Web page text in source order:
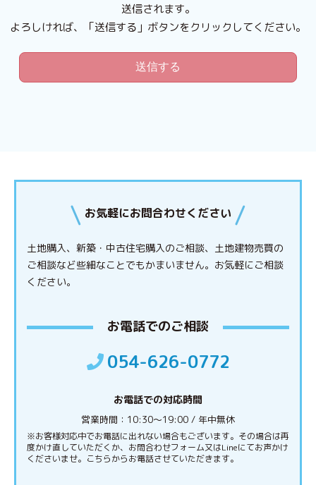
送信されます。
よろしければ、「送信する」ボタンをクリックしてください。
お気軽にお問合わせください
土地購入、新築・中古住宅購入のご相談、土地建物売買の
ご相談など些細なことでもかまいません。 お気軽にご相談
ください。
お電話でのご相談
054-626-0772
お電話での対応時間
営業時間：10:30〜19:00 / 年中無休
※お客様対応中でお電話に出れない場合もございます。その場合は再
度かけ直していただくか、お問合わせフォーム又はLineにてお声かけ
くださいませ。こちらからお電話させていただきます。